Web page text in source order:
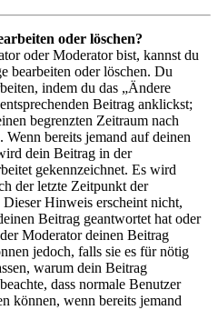
oder löschen?
oder Moderator bist, kannst du
bearbeiten oder löschen. Du
indem du das „Ändere
Beitrag anklickst;
begrenzten Zeitraum nach
bereits jemand auf deinen
dein Beitrag in der
gekennzeichnet. Es wird
der letzte Zeitpunkt der
Hinweis erscheint nicht,
Beitrag geantwortet hat oder
Moderator deinen Beitrag
jedoch, falls sie es für nötig
warum dein Beitrag
dass normale Benutzer
können, wenn bereits jemand